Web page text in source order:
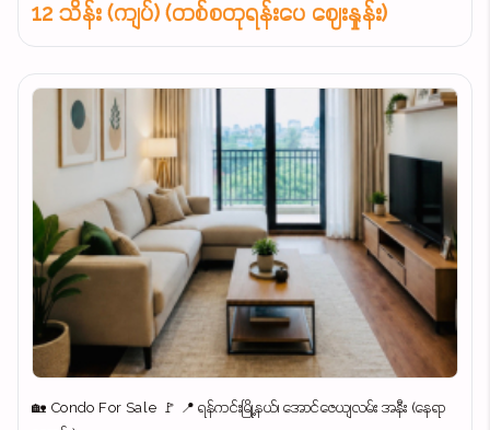
12 သိန်း (ကျပ်) (တစ်စတုရန်းပေ ဈေးနှုန်း)
🏡 Condo For Sale 🚩 📍 ရန်ကင်းမြို့နယ်၊ အောင်ဇေယျလမ်း အနီး (နေရာ